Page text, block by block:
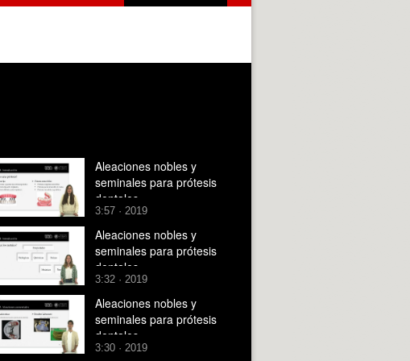
Aleaciones nobles y
seminales para prótesis
dentales
3:57 · 2019
Aleaciones nobles y
seminales para prótesis
dentales
3:32 · 2019
Aleaciones nobles y
seminales para prótesis
dentales
3:30 · 2019